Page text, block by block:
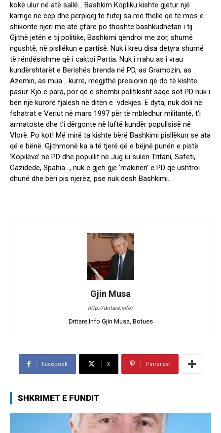
kokë ulur në atë sallë… Bashkim Kopliku kishte gjetur një
karrige në cep dhe përpiqej të futej sa më thellë që të mos e
shikonte njeri me atë çfarë po thoshte bashkudhëtari i tij.
Gjithë jetën e tij politike, Bashkimi qëndroi me zor, shumë
ngushtë, në pisllëkun e partisë. Nuk i kreu disa detyra shumë
të rëndësishme që i caktoi Partia: Nuk i rrahu as i vrau
kundërshtarët e Berishës brenda në PD, as Gramozin, as
Azemin, as mua… kurrë, megjithë presionin që do të kishte
pasur. Kjo e para, por që e shembi politikisht saqë sot PD nuk i
bën një kurorë fjalësh në ditën e vdekjes. E dyta, nuk doli në
fshatrat e Veriut në mars 1997 për të mbledhur militantë, t’i
armatoste dhe t’i dërgonte në luftë kundër popullsisë në
Vlorë. Po kot! Më mirë ta kishte bërë Bashkimi pisllëkun se ata
që e bënë. Gjithmonë ka a të tjerë që e bëjnë punën e pistë.
‘Kopilëve’ në PD dhe popullit në Jug iu sulën Tritani, Safeti,
Gazidede, Spahia…, nuk e gjeti gjë ‘makinën’ e PD që ushtroi
dhunë dhe bëri pis njerëz, pse nuk desh Bashkimi.
Gjin Musa
http://dritare.info/
Dritare.Info Gjin Musa, Botues
Facebook X Pinterest
SHKRIMET E FUNDIT